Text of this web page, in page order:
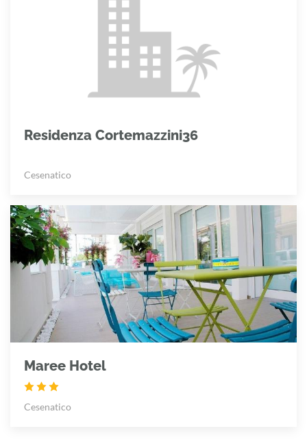
Residenza Cortemazzini36
Cesenatico
Maree Hotel
Cesenatico